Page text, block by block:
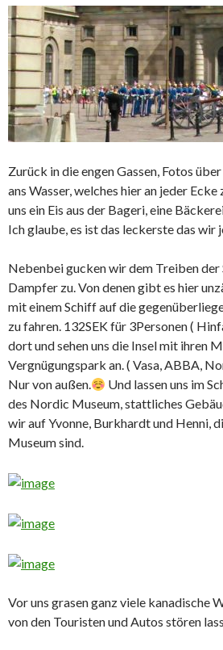
Zurück in die engen Gassen, Fotos
ans Wasser, welches hier an jeder
uns ein Eis aus der Bageri, eine
Ich glaube, es ist das leckerste das wir
Nebenbei gucken wir dem Treiben
Dampfer zu. Von denen gibt es hier
mit einem Schiff auf die
zu fahren. 132SEK für 3Personen (
dort und sehen uns die Insel mit ihren
Vergnügungspark an. ( Vasa, ABBA,
Nur von außen.
Und lassen uns im
des Nordic Museum, stattliches
wir auf Yvonne, Burkhardt und Henni,
Museum sind.
Vor uns grasen ganz viele kanadische
von den Touristen und Autos stören